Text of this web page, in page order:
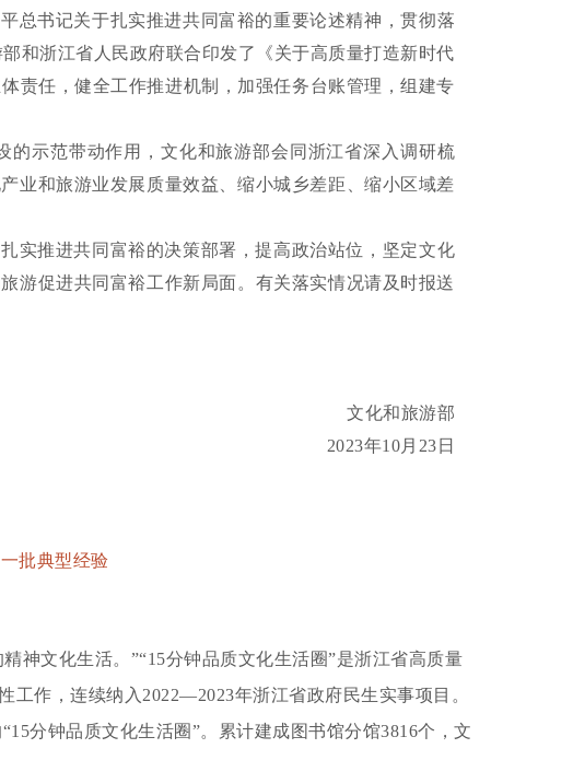
书记关于扎实推进共同富裕的重要论述精神，贯彻落
和浙江省人民政府联合印发了《关于高质量打造新时代
责任，健全工作推进机制，加强任务台账管理，组建专
示范带动作用，文化和旅游部会同浙江省深入调研梳
业和旅游业发展质量效益、缩小城乡差距、缩小区域差
推进共同富裕的决策部署，提高政治站位，坚定文化
游促进共同富裕工作新局面。有关落实情况请及时报送
文化和旅游部
2023年10月23日
批典型经验
文化生活。”“15分钟品质文化生活圈”是浙江省高质量
作，连续纳入2022—2023年浙江省政府民生实事项目。
分钟品质文化生活圈”。累计建成图书馆分馆3816个，文